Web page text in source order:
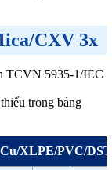
CXV 3x
TCVN 5935-1/IEC
trong bảng
XLPE/PVC/